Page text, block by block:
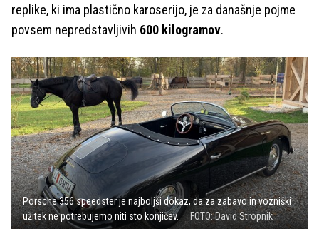
replike, ki ima plastično karoserijo, je za današnje pojme
povsem nepredstavljivih 600 kilogramov.
Porsche 356 speedster je najboljši dokaz, da za zabavo in vozniški
užitek ne potrebujemo niti sto konjičev.
FOTO: David Stropnik